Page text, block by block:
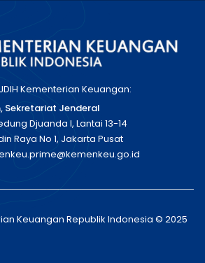
Kementerian Keuangan:
Sekretariat Jenderal
Djuanda I, Lantai 13-14
Raya No 1, Jakarta Pusat
Keuangan Republik Indonesia © 2025